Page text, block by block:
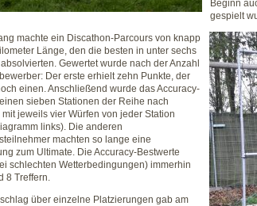
Beginn
gespielt
machte ein Discathon-Parcours von knapp
Länge, den die besten in unter sechs
Gewertet wurde nach der Anzahl
Der erste erhielt zehn Punkte, der
einen. Anschließend wurde das Accuracy-
sieben Stationen der Reihe nach
mit jeweils vier Würfen von jeder Station
links). Die anderen
machten so lange eine
zum Ultimate. Die Accuracy-Bestwerte
schlechten Wetterbedingungen) immerhin
8 Treffern.
über einzelne Platzierungen gab am